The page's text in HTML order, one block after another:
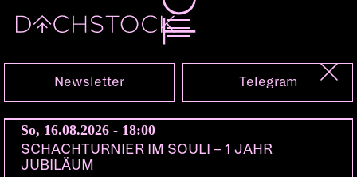
Do, 20.10.2022
Newsletter Telegram
So, 16.08.2026 - 18:00
SCHACHTURNIER IM SOULI – 1 JAHR
JUBILÄUM